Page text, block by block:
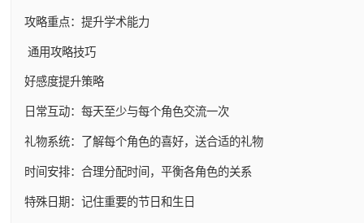
攻略重点：提升学术能力
通用攻略技巧
好感度提升策略
日常互动：每天至少与每个角色交流一次
礼物系统：了解每个角色的喜好，送合适的礼物
时间安排：合理分配时间，平衡各角色的关系
特殊日期：记住重要的节日和生日